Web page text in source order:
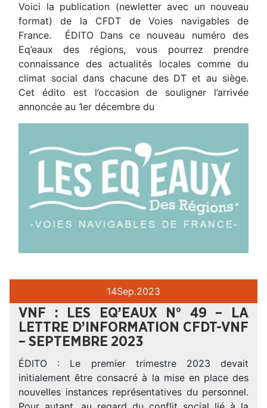
Voici la publication (newletter avec un nouveau
format) de la CFDT de Voies navigables de
France. ÉDITO Dans ce nouveau numéro des
Eq’eaux des régions, vous pourrez prendre
connaissance des actualités locales comme du
climat social dans chacune des DT et au siège.
Cet édito est l’occasion de souligner l’arrivée
annoncée au 1er décembre du
14Sep.2023
VNF : LES EQ’EAUX N° 49 – LA
LETTRE D’INFORMATION CFDT-VNF
– SEPTEMBRE 2023
ÉDITO : Le premier trimestre 2023 devait
initialement être consacré à la mise en place des
nouvelles instances représentatives du personnel.